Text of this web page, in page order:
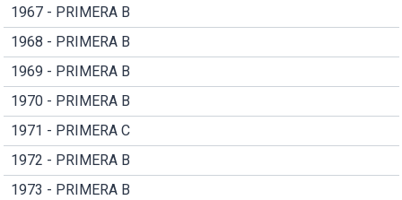
1967 - PRIMERA B
1968 - PRIMERA B
1969 - PRIMERA B
1970 - PRIMERA B
1971 - PRIMERA C
1972 - PRIMERA B
1973 - PRIMERA B